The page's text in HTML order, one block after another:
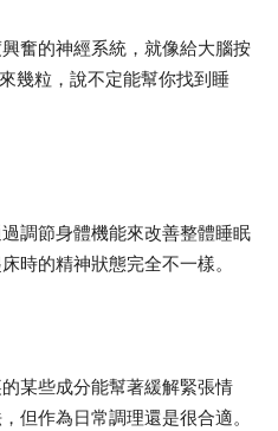
奮的神經系統，就像給大腦按
幾粒，說不定能幫你找到睡
調節身體機能來改善整體睡眠
時的精神狀態完全不一樣。
某些成分能幫著緩解緊張情
但作為日常調理還是很合適。